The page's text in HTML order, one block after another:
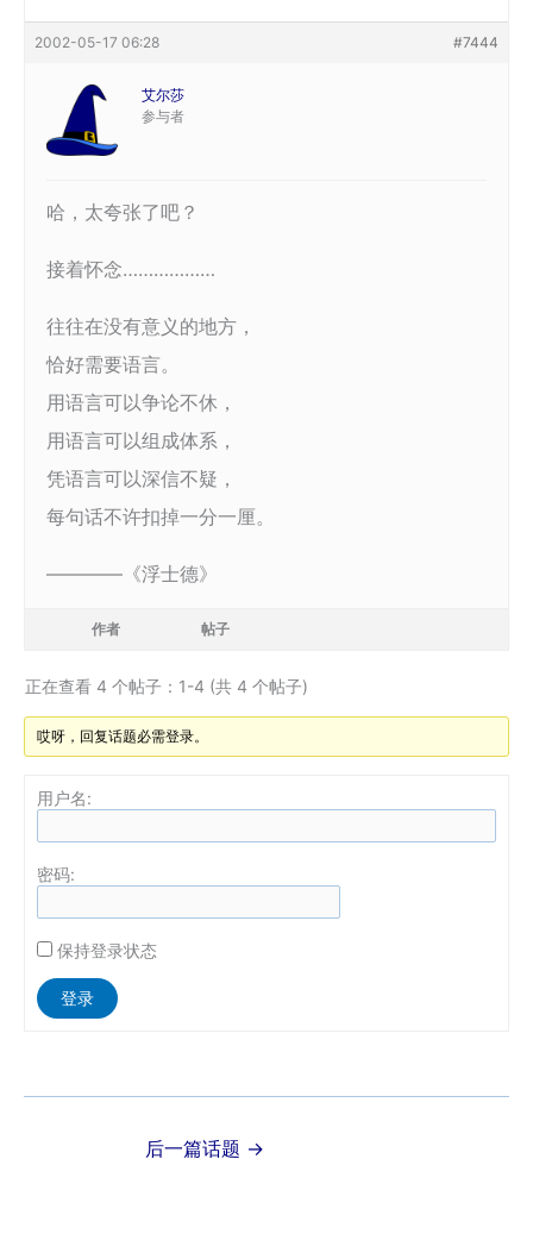
2002-05-17 06:28 #7444
艾尔莎
参与者
哈，太夸张了吧？
接着怀念………………
往往在没有意义的地方，
恰好需要语言。
用语言可以争论不休，
用语言可以组成体系，
凭语言可以深信不疑，
每句话不许扣掉一分一厘。
――――《浮士德》
作者 帖子
正在查看 4 个帖子：1-4 (共 4 个帖子)
哎呀，回复话题必需登录。
用户名:
密码:
保持登录状态
Alternative:
登录
后一篇话题 →